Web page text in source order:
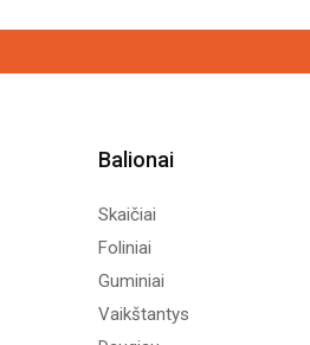
Balionai
Skaičiai
Foliniai
Guminiai
Vaikštantys